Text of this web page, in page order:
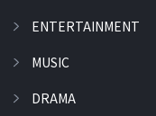
ENTERTAINMENT
MUSIC
DRAMA